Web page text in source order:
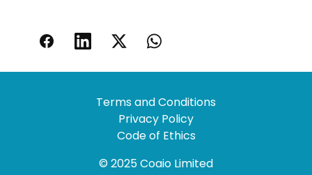
Terms and Conditions
Privacy Policy
Code of Ethics
© 2025 Coaio Limited